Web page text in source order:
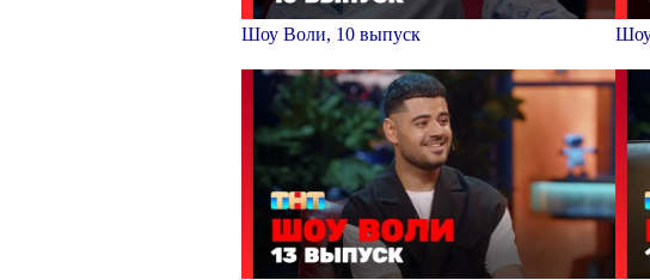
Шоу Воли, 10 выпуск